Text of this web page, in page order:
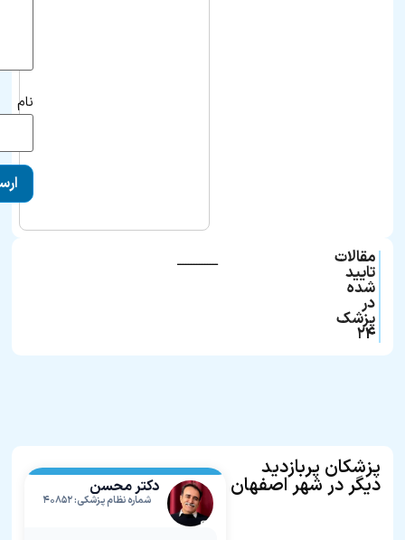
نام
مقالات
تایید
شده
در
پزشک
۲۴
ـــــــــــــــ
پزشکان پربازدید
دیگر در شهر اصفهان دکتر محسن
کلاهدوزان
شماره نظام پزشکی: ۴۰۸۵۲